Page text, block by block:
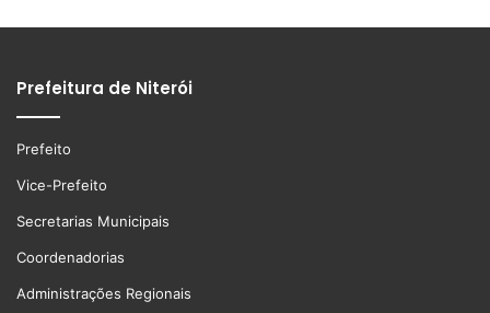
Prefeitura de Niterói
Prefeito
Vice-Prefeito
Secretarias Municipais
Coordenadorias
Administrações Regionais